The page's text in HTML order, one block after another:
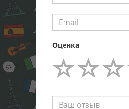
Оценка